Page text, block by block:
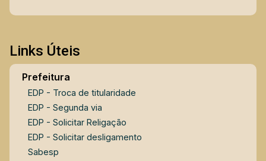
Links Úteis
Prefeitura
EDP - Troca de titularidade
EDP - Segunda via
EDP - Solicitar Religação
EDP - Solicitar desligamento
Sabesp